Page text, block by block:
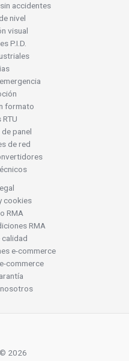
accidentes
nivel
visual
P.I.D.
formato
panel
de red
cookies
RMA
RMA
e-commerce
commerce
2026